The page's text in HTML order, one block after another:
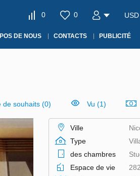
0 0 USD
DE NOUS CONTACTS PUBLICITÉ
de souhaits (0) Vu (1)
Ville
Type
des chambres
Espace de vie